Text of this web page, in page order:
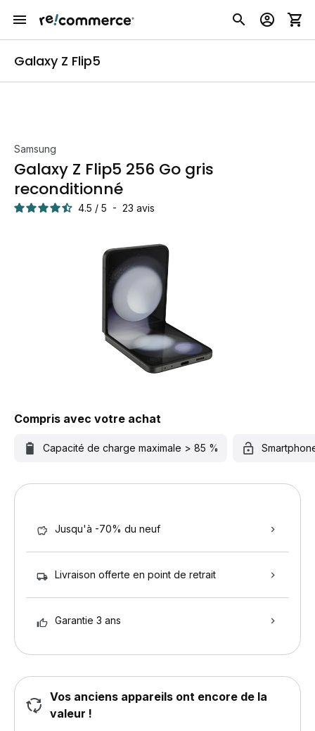
Galaxy Z Flip5
Samsung
Galaxy Z Flip5 256 Go gris
reconditionné
4.5 / 5 - 23 avis
Compris avec votre achat
Capacité de charge maximale > 85 %
Jusqu'à -70% du neuf
Livraison offerte en point de retrait
Garantie 3 ans
Vos anciens appareils ont encore de la
valeur !